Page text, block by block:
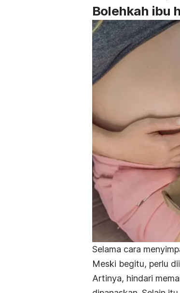
Bolehkah ibu
Selama cara
Meski begitu, perlu
Artinya, hindari